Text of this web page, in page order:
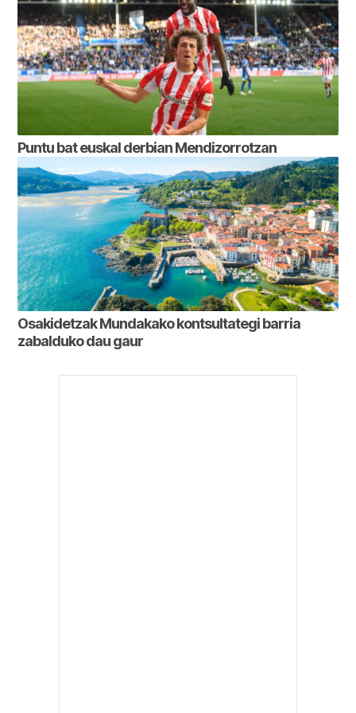
Puntu bat euskal derbian Mendizorrotzan
Osakidetzak Mundakako kontsultategi barria
zabalduko dau gaur